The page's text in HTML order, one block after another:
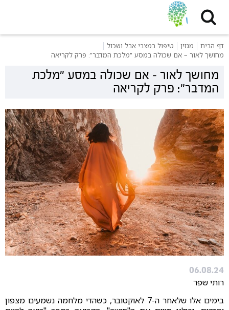
דף הבית מגזין
טיפול במצבי אבל ושכול
מחושך לאור – אם שכולה במסע "מלכת המדבר": פרק לקריאה
מחושך לאור – אם שכולה במסע "מלכת
המדבר": פרק לקריאה
06.08.24
רותי שפר
בימים אלו שלאחר ה-7 לאוקטובר, כשהדי מלחמה נשמעים מצפון